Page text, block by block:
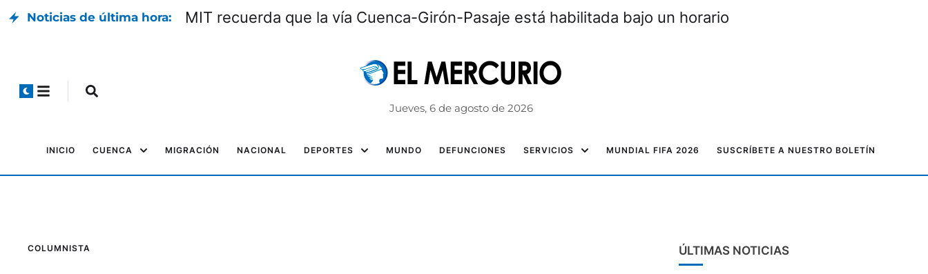
Noticias de última hora: MIT recuerda que la vía Cuenca-Girón-Pasaje está habilitada bajo un horario
Jueves, 6 de agosto de 2026
INICIO CUENCA MIGRACIÓN NACIONAL DEPORTES MUNDO DEFUNCIONES SERVICIOS MUNDIAL FIFA 2026 SUSCRÍBETE A NUESTRO BOLETÍN
COLUMNISTA ÚLTIMAS NOTICIAS